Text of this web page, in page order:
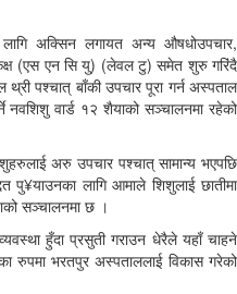
अक्सिन लगायत अन्य औषधोउपचार,
कक्ष (एस एन सि यु) (लेवल टु) समेत शुरु गरिंदै
पश्चात् बाँकी उपचार पूरा गर्न अस्पताल
वार्ड १२ शैयाको सञ्चालनमा रहेको
अरु उपचार पश्चात् सामान्य भएपछि
पु¥याउनका लागि आमाले शिशुलाई छातीमा
सञ्चालनमा छ ।
हुँदा प्रसुती गराउन धेरैले यहाँ चाहने
रुपमा भरतपुर अस्पताललाई विकास गरेको